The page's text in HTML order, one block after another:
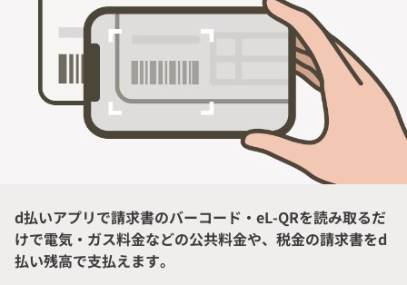
金融サービス
よくあるご質問
お店に導入する
d払いアプリで請求書のバーコード・eL-QRを読み取るだ
けで電気・ガス料金などの公共料金や、税金の請求書をd
払い残高で支払えます。